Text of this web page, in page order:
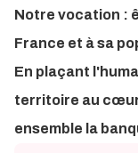
Notre vocation :
France et à sa
En plaçant
territoire au
ensemble la